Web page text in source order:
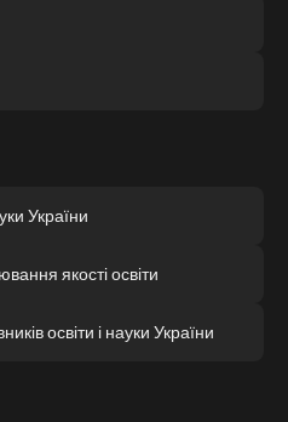
України
якості освіти
освіти і науки України